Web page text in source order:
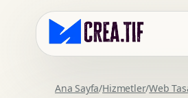
Ana Sayfa/Hizmetler/Web